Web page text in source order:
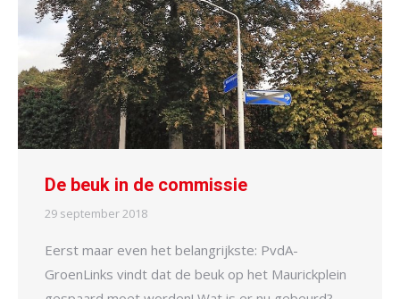
De beuk in de commissie
29 september 2018
Eerst maar even het belangrijkste: PvdA-
GroenLinks vindt dat de beuk op het Maurickplein